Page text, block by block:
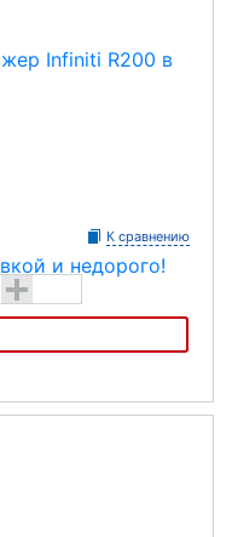
К сравнению
+